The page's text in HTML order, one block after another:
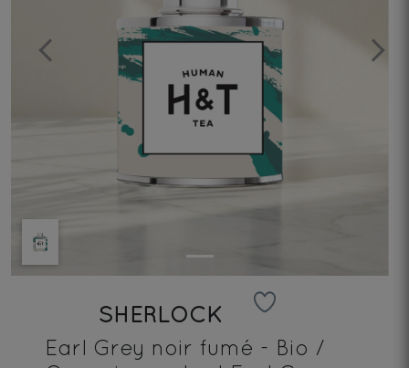
Previous Next
SHERLOCK
Earl Grey noir fumé - Bio /